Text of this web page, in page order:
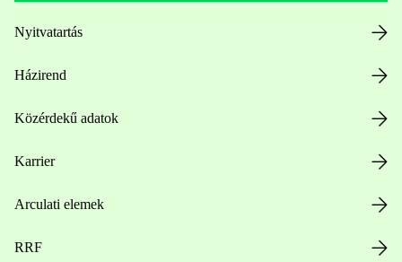
Nyitvatartás
Házirend
Közérdekű adatok
Karrier
Arculati elemek
RRF